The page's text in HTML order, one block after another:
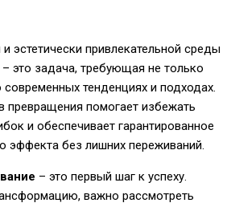
эстетически привлекательной среды
это задача, требующая не только
тенденциях и подходах.
превращения помогает избежать
и обеспечивает гарантированное
эффекта без лишних переживаний.
– это первый шаг к успеху.
важно рассмотреть